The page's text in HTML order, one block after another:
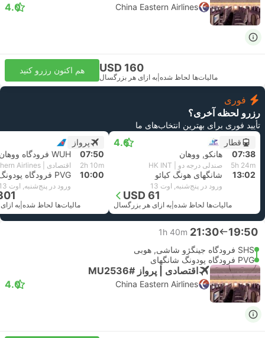
China Eastern Airlines
4.0
USD 160
مالیات‌ها لحاظ شده به ازای هر بزرگسال
هم اکنون رزرو کنید
فوری
رزرو لحظه آخری؟
تأیید فوری برای بهترین انتخاب‌های ما
قطار
4.6
07:38 هانکو, ووهان
5h 24m صندلی درجه دو | HK INT
13:02 شانگهای هونگ کیائو
ورود در پنج‌شنبه, اوت 13
USD 61
مالیات‌ها لحاظ شده به ازای هر بزرگسال
پرواز
07:50
WUH فرودگاه ووهان
2h 10m اقتصادی | China Southern Airlines
10:00 PVG فرودگاه پودونگ شانگهای
ورود در پنج‌شنبه, اوت 13
مالیات‌ها لحاظ شده به
19:50
21:30
1h 40m
SHS فرودگاه جینگژو شاشی, هوبی
PVG فرودگاه پودونگ شانگهای
اقتصادی | پرواز #MU2536
China Eastern Airlines
4.0